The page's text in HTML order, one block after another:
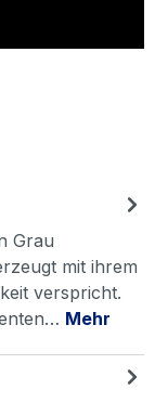
Grau
mit ihrem
verspricht.
Mehr